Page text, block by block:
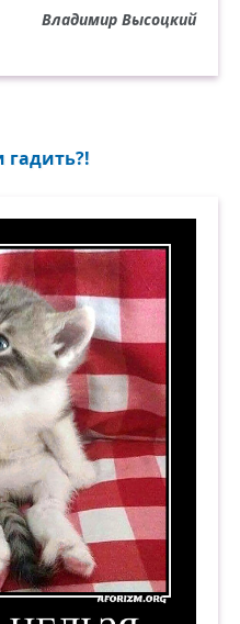
Владимир Высоцкий
гадить?!